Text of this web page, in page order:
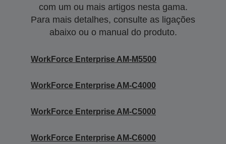
com um ou mais artigos nesta gama.
Para mais detalhes, consulte as ligações
abaixo ou o manual do produto.
WorkForce Enterprise AM-M5500
WorkForce Enterprise​ AM-C4000​
WorkForce Enterprise​ AM-C5000​
WorkForce Enterprise​ AM-C6000​